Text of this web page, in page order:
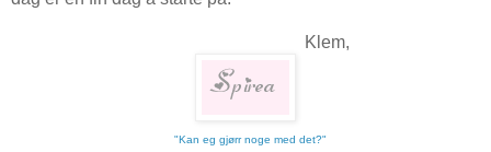
Klem,
"Kan eg gjørr noge med det?"